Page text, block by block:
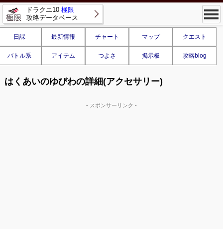
ドラクエ10 極限
攻略データベース
日課 最新情報 チャート マップ クエスト
バトル系 アイテム つよさ 掲示板 攻略blog
はくあいのゆびわの詳細(アクセサリー)
- スポンサーリンク -